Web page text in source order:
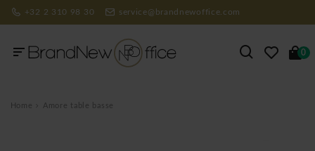
+32 2 310 98 30 service@brandnewoffice.com
0
Home Amore table basse